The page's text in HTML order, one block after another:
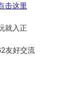
击这里
就入正
友好交流